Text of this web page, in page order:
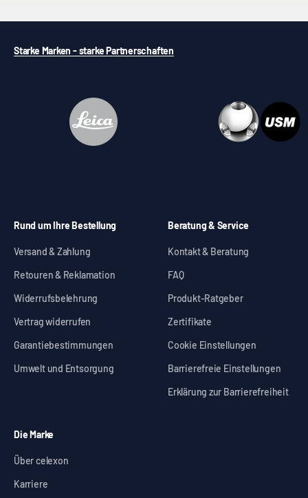
Starke Marken - starke Partnerschaften
Rund um Ihre Bestellung
Versand & Zahlung
Retouren & Reklamation
Widerrufsbelehrung
Vertrag widerrufen
Garantiebestimmungen
Umwelt und Entsorgung
Beratung & Service
Kontakt & Beratung
FAQ
Produkt-Ratgeber
Zertifikate
Cookie Einstellungen
Barrierefreie Einstellungen
Erklärung zur Barrierefreiheit
Die Marke
Über celexon
Karriere